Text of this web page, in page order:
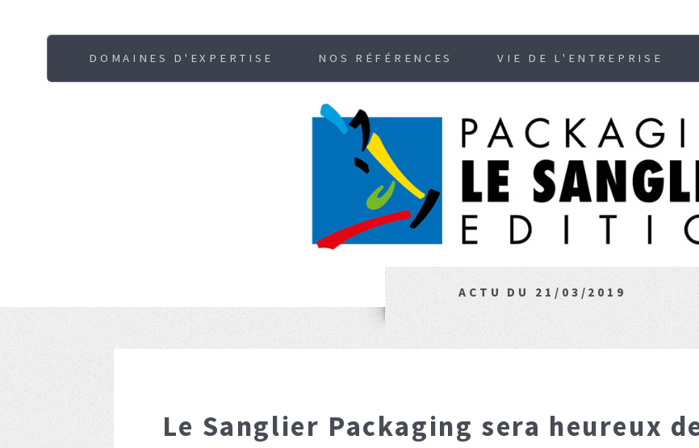
DOMAINES D'EXPERTISE NOS RÉFÉRENCES VIE DE L'ENTREPRISE
ACTU DU 21/03/2019
Le Sanglier Packaging sera heureux